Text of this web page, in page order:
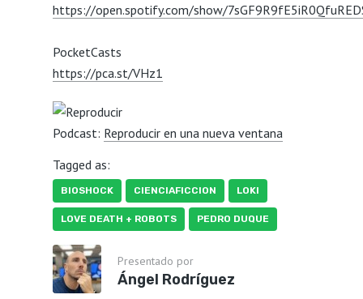
https://open.spotify.com/show/
PocketCasts
https://pca.st/VHz1
Podcast: Reproducir en una nueva ventana
Tagged as:
BIOSHOCK CIENCIAFICCION LOKI
LOVE DEATH + ROBOTS PEDRO DUQUE
Presentado por
Ángel Rodríguez